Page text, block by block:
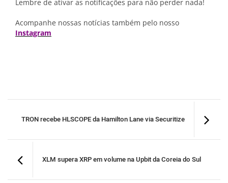
Lembre de ativar as notificações para não perder nada!
Acompanhe nossas notícias também pelo nosso
Instagram
TRON recebe HLSCOPE da Hamilton Lane via Securitize
XLM supera XRP em volume na Upbit da Coreia do Sul